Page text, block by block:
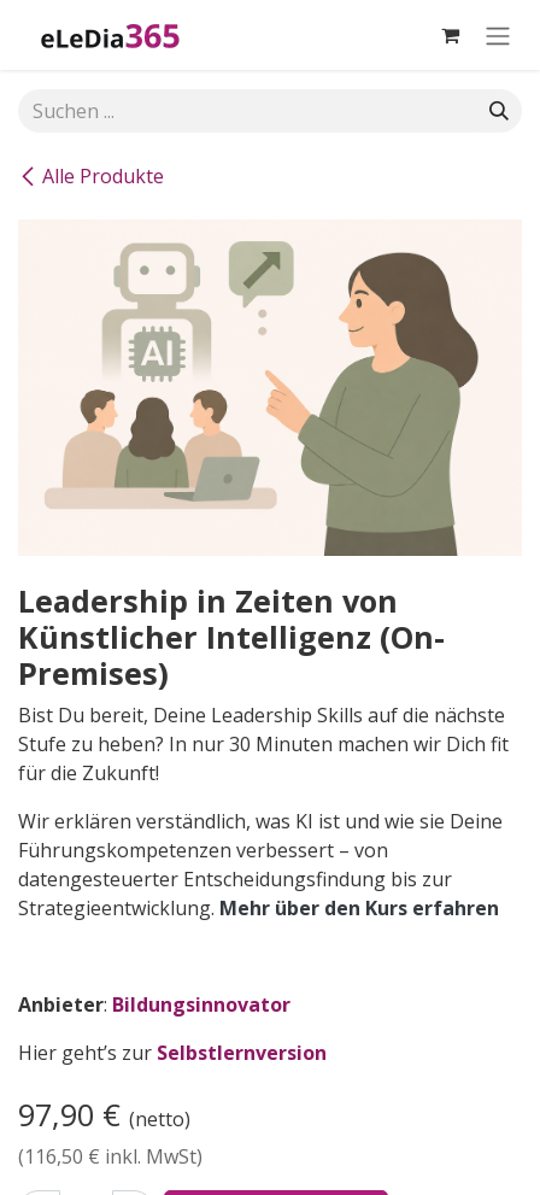
Alle Produkte
Leadership in Zeiten von
Künstlicher Intelligenz (On-
Premises)
Bist Du bereit, Deine Leadership Skills auf die nächste
Stufe zu heben? In nur 30 Minuten machen wir Dich fit
für die Zukunft!
Wir erklären verständlich, was KI ist und wie sie Deine
Führungskompetenzen verbessert – von
datengesteuerter Entscheidungsfindung bis zur
Strategieentwicklung. Mehr über den Kurs erfahren
Anbieter: Bildungsinnovator
Hier geht’s zur Selbstlernversion
97,90 € (netto)
(116,50 € inkl. MwSt)